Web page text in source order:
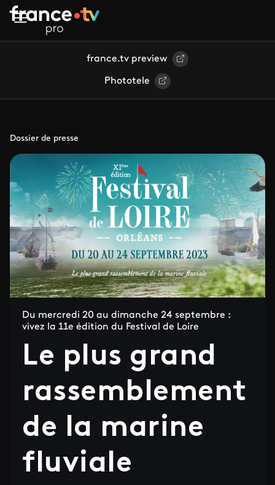
Aller au contenu principal
france.tv preview
Phototele
Dossier de presse
Du mercredi 20 au dimanche 24 septembre :
vivez la 11e édition du Festival de Loire
Le plus grand
rassemblement
de la marine
fluviale